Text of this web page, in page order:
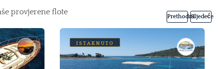
provjerene flote
Prethodni
ISTAKNUTO
Sljedeće